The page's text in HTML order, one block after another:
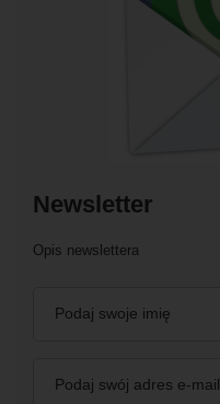
Newsletter
Opis newslettera
Podaj swoje imię
Podaj swój adres e-mail